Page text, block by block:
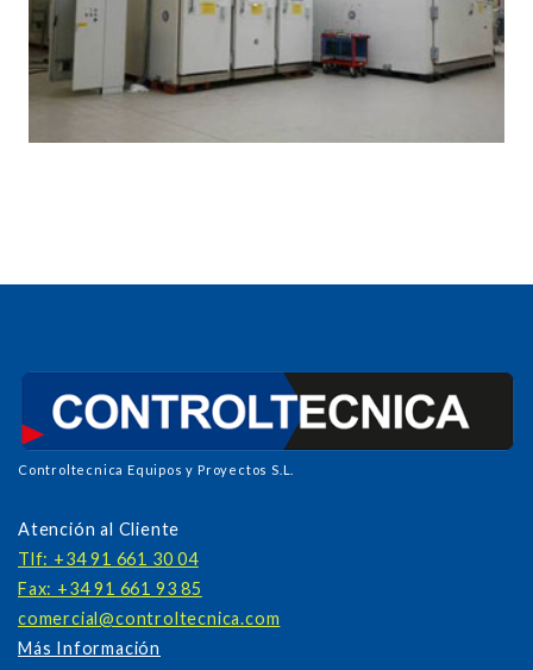
Controltecnica Equipos y Proyectos S.L.
Atención al Cliente
Tlf: +34 91 661 30 04
Fax: +34 91 661 93 85
comercial@controltecnica.com
Más Información